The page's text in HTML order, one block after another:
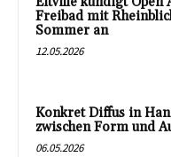
Freibad mit
Sommer an
12.05.2026
Konkret Diffus in
zwischen Form und
06.05.2026